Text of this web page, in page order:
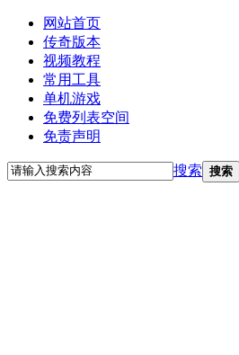
网站首页
传奇版本
视频教程
常用工具
单机游戏
免费列表空间
免责声明
搜索 搜索